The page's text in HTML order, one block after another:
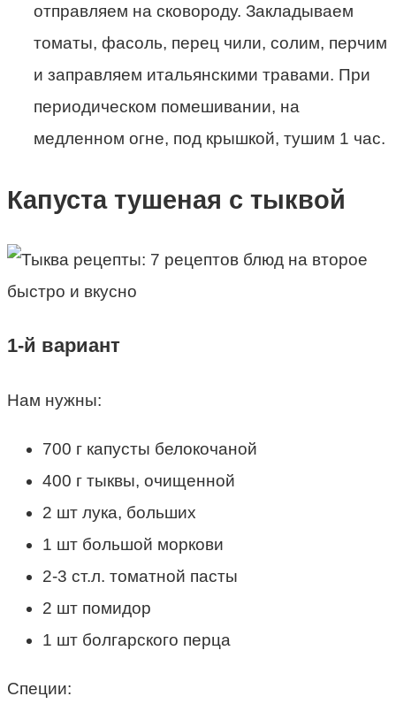
отправляем на сковороду. Закладываем
томаты, фасоль, перец чили, солим, перчим
и заправляем итальянскими травами. При
периодическом помешивании, на
медленном огне, под крышкой, тушим 1 час.
Капуста тушеная с тыквой
1-й вариант
Нам нужны:
700 г капусты белокочаной
400 г тыквы, очищенной
2 шт лука, больших
1 шт большой моркови
2-3 ст.л. томатной пасты
2 шт помидор
1 шт болгарского перца
Специи: